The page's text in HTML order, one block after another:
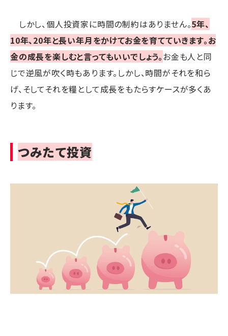
しかし、個人投資家に時間の制約はありません。5年、
10年、20年と長い年月をかけてお金を育てていきます。お
金の成長を楽しむと言ってもいいでしょう。お金も人と同
じで逆風が吹く時もあります。しかし、時間がそれを和ら
げ、そしてそれを糧として成長をもたらすケースが多くあ
ります。
つみたて投資